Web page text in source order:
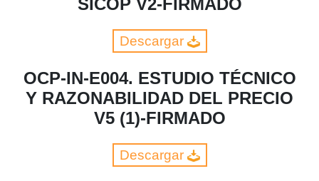
Descargar
OCP-IN-E004. ESTUDIO TÉCNICO
Y RAZONABILIDAD DEL PRECIO
V5 (1)-FIRMADO
Descargar